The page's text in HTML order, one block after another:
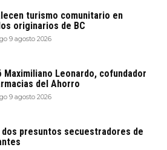
turismo comunitario en
originarios de BC
9 agosto 2026
Maximiliano Leonardo, cofundador
del Ahorro
9 agosto 2026
dos presuntos secuestradores de